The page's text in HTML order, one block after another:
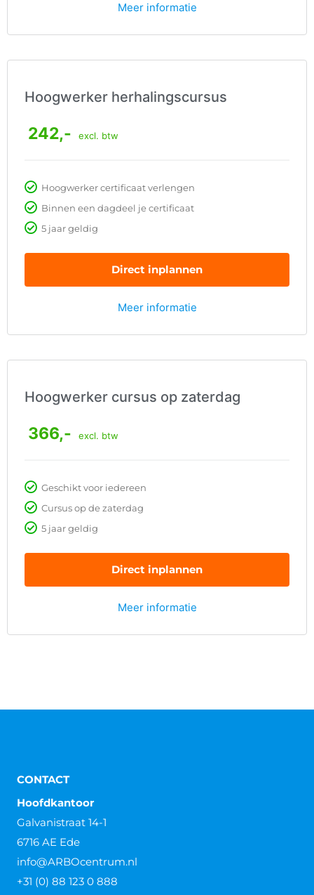
Meer informatie
Hoogwerker herhalingscursus
242,- excl. btw
Hoogwerker certificaat verlengen
Binnen een dagdeel je certificaat
5 jaar geldig
Direct inplannen
Meer informatie
Hoogwerker cursus op zaterdag
366,- excl. btw
Geschikt voor iedereen
Cursus op de zaterdag
5 jaar geldig
Direct inplannen
Meer informatie
CONTACT
Hoofdkantoor
Galvanistraat 14-1
6716 AE Ede
info@ARBOcentrum.nl
+31 (0) 88 123 0 888